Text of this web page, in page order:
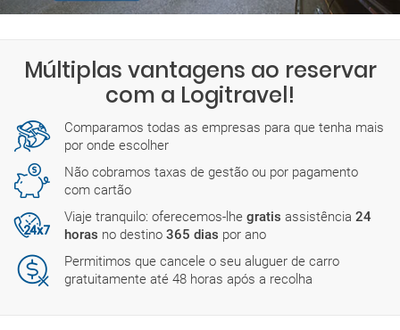
Múltiplas vantagens ao reservar
com a Logitravel!
Comparamos todas as empresas para que tenha mais
por onde escolher
Não cobramos taxas de gestão ou por pagamento
com cartão
Viaje tranquilo: oferecemos-lhe gratis assistência 24
horas no destino 365 dias por ano
Permitimos que cancele o seu aluguer de carro
gratuitamente até 48 horas após a recolha